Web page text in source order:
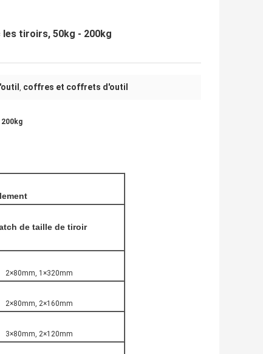
tiroirs, 50kg - 200kg
, coffres et coffrets d'outil
de taille de tiroir
2×80mm, 1×320mm
2×80mm, 2×160mm
3×80mm, 2×120mm